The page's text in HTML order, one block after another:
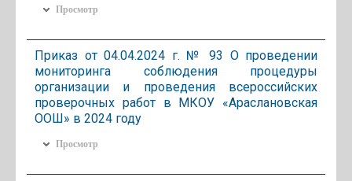
Просмотр
Приказ от 04.04.2024 г. № 93 О проведении
мониторинга соблюдения процедуры
организации и проведения всероссийских
проверочных работ в МКОУ «Араслановская
ООШ» в 2024 году
Просмотр